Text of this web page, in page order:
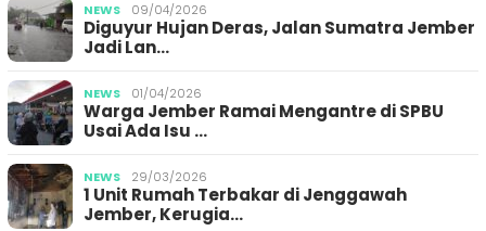
NEWS 09/04/2026
Diguyur Hujan Deras, Jalan Sumatra Jember
Jadi Lan…
NEWS 01/04/2026
Warga Jember Ramai Mengantre di SPBU
Usai Ada Isu …
NEWS 29/03/2026
1 Unit Rumah Terbakar di Jenggawah
Jember, Kerugia…